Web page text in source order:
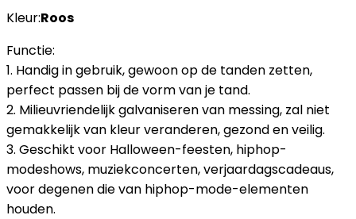
Kleur:Roos
Functie:
1. Handig in gebruik, gewoon op de tanden zetten,
perfect passen bij de vorm van je tand.
2. Milieuvriendelijk galvaniseren van messing, zal niet
gemakkelijk van kleur veranderen, gezond en veilig.
3. Geschikt voor Halloween-feesten, hiphop-
modeshows, muziekconcerten, verjaardagscadeaus,
voor degenen die van hiphop-mode-elementen
houden.